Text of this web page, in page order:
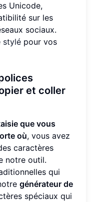
Unicode,
sur les
sociaux.
stylé pour vos
et coller
que vous
où, vous avez
caractères
notre outil.
qui
générateur de
spéciaux qui